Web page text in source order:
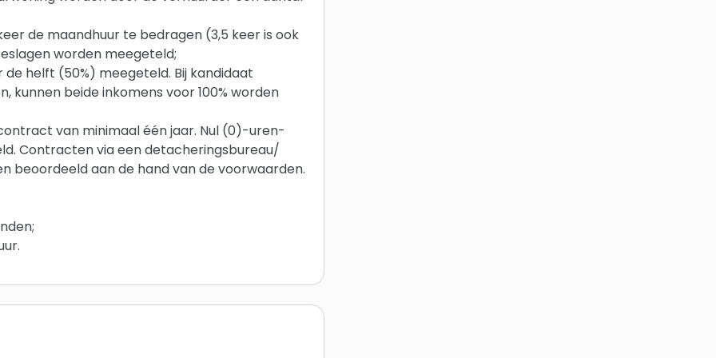
de maandhuur te bedragen (3,5 keer is ook
worden meegeteld;
helft (50%) meegeteld. Bij kandidaat
kunnen beide inkomens voor 100% worden
van minimaal één jaar. Nul (0)-uren-
Contracten via een detacheringsbureau/
beoordeeld aan de hand van de voorwaarden.